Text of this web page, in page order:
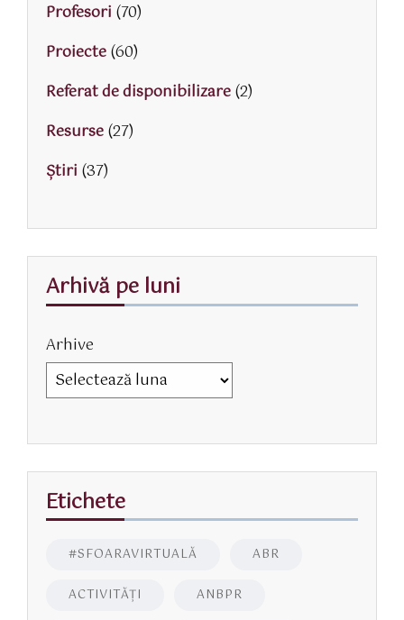
Profesori (70)
Proiecte(60)
Referat de disponibilizare(2)
Resurse(27)
Știri (37)
Arhivă pe luni
Arhive
Etichete
#SFOARAVIRTUALĂ ABR
ACTIVITĂŢI ANBPR